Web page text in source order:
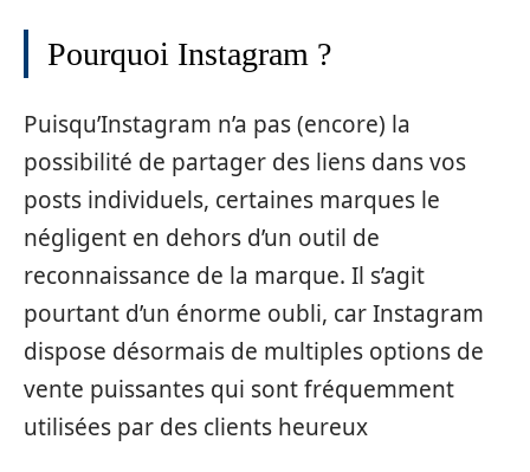
Pourquoi Instagram ?
Puisqu’Instagram n’a pas (encore) la
possibilité de partager des liens dans vos
posts individuels, certaines marques le
négligent en dehors d’un outil de
reconnaissance de la marque. Il s’agit
pourtant d’un énorme oubli, car Instagram
dispose désormais de multiples options de
vente puissantes qui sont fréquemment
utilisées par des clients heureux